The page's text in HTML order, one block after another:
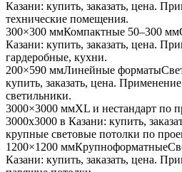
Казани: купить, заказать, цена.
технические помещения.
300×300 ммКомпактные 50–300 мм
Казани: купить, заказать, цена.
гардеробные, кухни.
200×590 ммЛинейные форматы
купить, заказать, цена.
светильники.
3000×3000 ммXL и нестандарт по
3000x3000 в Казани: купить,
крупные световые потолки по
1200×1200 ммКрупноформатные
Казани: купить, заказать, цена.